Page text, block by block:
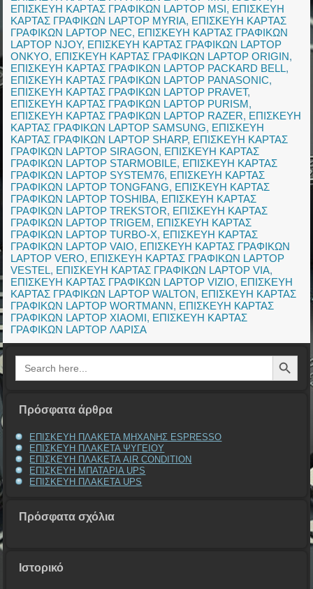
ΕΠΙΣΚΕΥΗ ΚΑΡΤΑΣ ΓΡΑΦΙΚΩΝ LAPTOP MSI, ΕΠΙΣΚΕΥΗ
ΚΑΡΤΑΣ ΓΡΑΦΙΚΩΝ LAPTOP MYRIA, ΕΠΙΣΚΕΥΗ ΚΑΡΤΑΣ
ΓΡΑΦΙΚΩΝ LAPTOP NEC, ΕΠΙΣΚΕΥΗ ΚΑΡΤΑΣ ΓΡΑΦΙΚΩΝ
LAPTOP NJOY, ΕΠΙΣΚΕΥΗ ΚΑΡΤΑΣ ΓΡΑΦΙΚΩΝ LAPTOP
ONKYO, ΕΠΙΣΚΕΥΗ ΚΑΡΤΑΣ ΓΡΑΦΙΚΩΝ LAPTOP ORIGIN,
ΕΠΙΣΚΕΥΗ ΚΑΡΤΑΣ ΓΡΑΦΙΚΩΝ LAPTOP PACKARD BELL,
ΕΠΙΣΚΕΥΗ ΚΑΡΤΑΣ ΓΡΑΦΙΚΩΝ LAPTOP PANASONIC,
ΕΠΙΣΚΕΥΗ ΚΑΡΤΑΣ ΓΡΑΦΙΚΩΝ LAPTOP PRAVET,
ΕΠΙΣΚΕΥΗ ΚΑΡΤΑΣ ΓΡΑΦΙΚΩΝ LAPTOP PURISM,
ΕΠΙΣΚΕΥΗ ΚΑΡΤΑΣ ΓΡΑΦΙΚΩΝ LAPTOP RAZER, ΕΠΙΣΚΕΥΗ
ΚΑΡΤΑΣ ΓΡΑΦΙΚΩΝ LAPTOP SAMSUNG, ΕΠΙΣΚΕΥΗ
ΚΑΡΤΑΣ ΓΡΑΦΙΚΩΝ LAPTOP SHARP, ΕΠΙΣΚΕΥΗ ΚΑΡΤΑΣ
ΓΡΑΦΙΚΩΝ LAPTOP SIRAGON, ΕΠΙΣΚΕΥΗ ΚΑΡΤΑΣ
ΓΡΑΦΙΚΩΝ LAPTOP STARMOBILE, ΕΠΙΣΚΕΥΗ ΚΑΡΤΑΣ
ΓΡΑΦΙΚΩΝ LAPTOP SYSTEM76, ΕΠΙΣΚΕΥΗ ΚΑΡΤΑΣ
ΓΡΑΦΙΚΩΝ LAPTOP TONGFANG, ΕΠΙΣΚΕΥΗ ΚΑΡΤΑΣ
ΓΡΑΦΙΚΩΝ LAPTOP TOSHIBA, ΕΠΙΣΚΕΥΗ ΚΑΡΤΑΣ
ΓΡΑΦΙΚΩΝ LAPTOP TREKSTOR, ΕΠΙΣΚΕΥΗ ΚΑΡΤΑΣ
ΓΡΑΦΙΚΩΝ LAPTOP TRIGEM, ΕΠΙΣΚΕΥΗ ΚΑΡΤΑΣ
ΓΡΑΦΙΚΩΝ LAPTOP TURBO-X, ΕΠΙΣΚΕΥΗ ΚΑΡΤΑΣ
ΓΡΑΦΙΚΩΝ LAPTOP VAIO, ΕΠΙΣΚΕΥΗ ΚΑΡΤΑΣ ΓΡΑΦΙΚΩΝ
LAPTOP VERO, ΕΠΙΣΚΕΥΗ ΚΑΡΤΑΣ ΓΡΑΦΙΚΩΝ LAPTOP
VESTEL, ΕΠΙΣΚΕΥΗ ΚΑΡΤΑΣ ΓΡΑΦΙΚΩΝ LAPTOP VIA,
ΕΠΙΣΚΕΥΗ ΚΑΡΤΑΣ ΓΡΑΦΙΚΩΝ LAPTOP VIZIO, ΕΠΙΣΚΕΥΗ
ΚΑΡΤΑΣ ΓΡΑΦΙΚΩΝ LAPTOP WALTON, ΕΠΙΣΚΕΥΗ ΚΑΡΤΑΣ
ΓΡΑΦΙΚΩΝ LAPTOP WORTMANN, ΕΠΙΣΚΕΥΗ ΚΑΡΤΑΣ
ΓΡΑΦΙΚΩΝ LAPTOP XIAOMI, ΕΠΙΣΚΕΥΗ ΚΑΡΤΑΣ
ΓΡΑΦΙΚΩΝ LAPTOP ΛΑΡΙΣΑ
Search
for:
Search Button
Πρόσφατα άρθρα
ΕΠΙΣΚΕΥΗ ΠΛΑΚΕΤΑ ΜΗΧΑΝΗΣ ESPRESSO
ΕΠΙΣΚΕΥΗ ΠΛΑΚΕΤΑ ΨΥΓΕΙΟΥ
ΕΠΙΣΚΕΥΗ ΠΛΑΚΕΤΑ AIR CONDITION
ΕΠΙΣΚΕΥΗ ΜΠΑΤΑΡΙΑ UPS
ΕΠΙΣΚΕΥΗ ΠΛΑΚΕΤΑ UPS
Πρόσφατα σχόλια
Ιστορικό